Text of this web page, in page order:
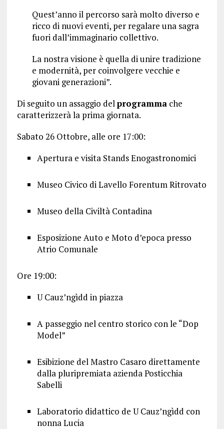
Quest’anno il percorso sarà molto diverso e
ricco di nuovi eventi, per regalare una sagra
fuori dall’immaginario collettivo.
La nostra visione è quella di unire tradizione
e modernità, per coinvolgere vecchie e
giovani generazioni”.
Di seguito un assaggio delprogrammache
caratterizzerà la prima giornata.
Sabato 26 Ottobre, alle ore 17:00:
Apertura e visita Stands Enogastronomici
Museo Civico di Lavello Forentum Ritrovato
Museo della Civiltà Contadina
Esposizione Auto e Moto d’epoca presso
Atrio Comunale
Ore 19:00:
U Cauz’ngìdd in piazza
A passeggio nel centro storico con le “Dop
Model”
Esibizione del Mastro Casaro direttamente
dalla pluripremiata azienda Posticchia
Sabelli
Laboratorio didattico de U Cauz’ngìdd con
nonna Lucia